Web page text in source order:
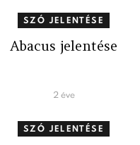
SZÓ JELENTÉSE
Abacus jelentése
2 éve
SZÓ JELENTÉSE